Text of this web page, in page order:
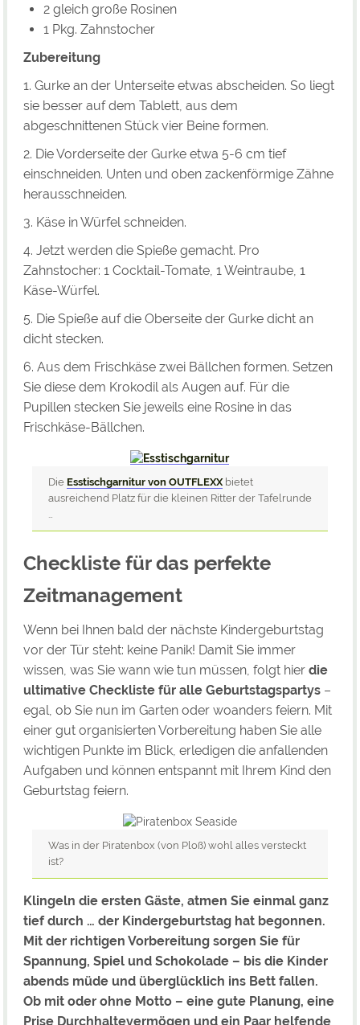
2 gleich große Rosinen
1 Pkg. Zahnstocher
Zubereitung
1. Gurke an der Unterseite etwas abscheiden. So liegt
sie besser auf dem Tablett, aus dem
abgeschnittenen Stück vier Beine formen.
2. Die Vorderseite der Gurke etwa 5-6 cm tief
einschneiden. Unten und oben zackenförmige Zähne
herausschneiden.
3. Käse in Würfel schneiden.
4. Jetzt werden die Spieße gemacht. Pro
Zahnstocher: 1 Cocktail-Tomate, 1 Weintraube, 1
Käse-Würfel.
5. Die Spieße auf die Oberseite der Gurke dicht an
dicht stecken.
6. Aus dem Frischkäse zwei Bällchen formen. Setzen
Sie diese dem Krokodil als Augen auf. Für die
Pupillen stecken Sie jeweils eine Rosine in das
Frischkäse-Bällchen.
Die Esstischgarnitur von OUTFLEXXbietet
ausreichend Platz für die kleinen Ritter der Tafelrunde
…
Checkliste für das perfekte
Zeitmanagement
Wenn bei Ihnen bald der nächste Kindergeburtstag
vor der Tür steht: keine Panik! Damit Sie immer
wissen, was Sie wann wie tun müssen, folgt hier die
ultimative Checkliste für alle Geburtstagspartys–
egal, ob Sie nun im Garten oder woanders feiern. Mit
einer gut organisierten Vorbereitung haben Sie alle
wichtigen Punkte im Blick, erledigen die anfallenden
Aufgaben und können entspannt mit Ihrem Kind den
Geburtstag feiern.
Was in der Piratenbox (von Ploß) wohl alles versteckt
ist?
Klingeln die ersten Gäste, atmen Sie einmal ganz
tief durch … der Kindergeburtstag hat begonnen.
Mit der richtigen Vorbereitung sorgen Sie für
Spannung, Spiel und Schokolade – bis die Kinder
abends müde und überglücklich ins Bett fallen.
Ob mit oder ohne Motto – eine gute Planung, eine
Prise Durchhaltevermögen und ein Paar helfende